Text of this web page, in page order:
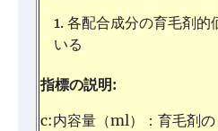
各配合成分の育毛剤的
いる
指標の説明:
c:内容量（ml）：育毛剤